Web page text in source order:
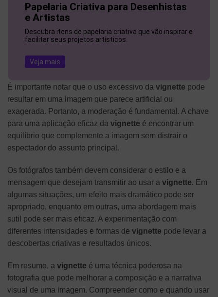
Papelaria Criativa para Desenhistas
e Artistas
Descubra itens de papelaria criativa que vão inspirar e
facilitar seus projetos artísticos.
Veja mais
É importante notar que o uso excessivo da vignette pode
resultar em uma imagem que parece artificial ou
exagerada. Portanto, a moderação é fundamental. A chave
para uma aplicação eficaz da vignette é encontrar um
equilíbrio que complemente a imagem sem distrair o
espectador do assunto principal.
Os fotógrafos também devem considerar o estilo e a
mensagem que desejam transmitir ao usar a vignette. Em
algumas situações, um efeito mais dramático pode ser
apropriado, enquanto em outras, uma abordagem mais
sutil pode ser mais eficaz. A experimentação com
diferentes intensidades e formas de vignette pode levar a
descobertas criativas e resultados únicos.
Em resumo, a vignette é uma técnica poderosa na
fotografia que pode melhorar a composição e a narrativa
visual de uma imagem. Compreender como e quando usar